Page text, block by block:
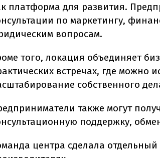
платформа для развития.
по маркетингу,
вопросам.
того, локация объединяет
встречах, где можно
собственного
также могут
поддержку,
центра сделала